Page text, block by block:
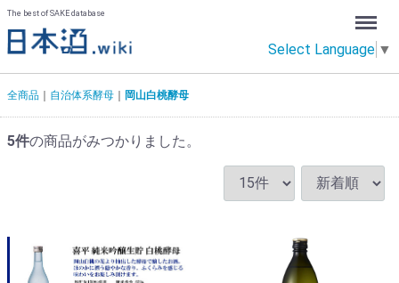
The best of SAKE database
Select Language ▼
Menu
全商品 自治体系酵母 岡山白桃酵母
5件の商品がみつかりました。